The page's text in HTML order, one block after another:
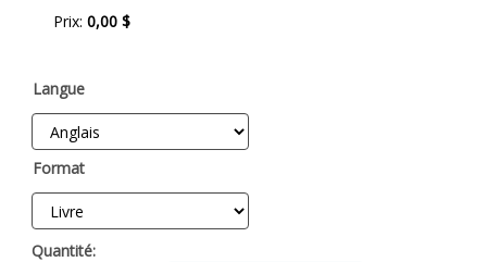
Prix: 0,00 $
Langue
Format
Quantité: